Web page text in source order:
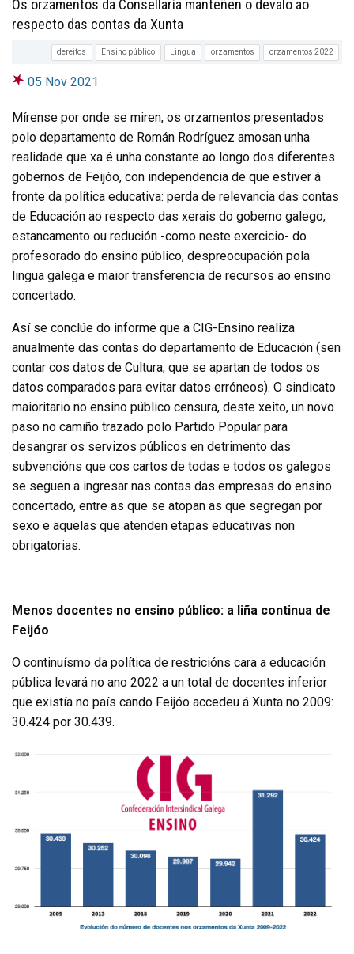
Os orzamentos da Consellaría manteñen o devalo ao
respecto das contas da Xunta
dereitos Ensino público Lingua orzamentos orzamentos 2022
05 Nov 2021
Mírense por onde se miren, os orzamentos presentados
polo departamento de Román Rodríguez amosan unha
realidade que xa é unha constante ao longo dos diferentes
gobernos de Feijóo, con independencia de que estiver á
fronte da política educativa: perda de relevancia das contas
de Educación ao respecto das xerais do goberno galego,
estancamento ou redución -como neste exercicio- do
profesorado do ensino público, despreocupación pola
lingua galega e maior transferencia de recursos ao ensino
concertado.
Así se conclúe do informe que a CIG-Ensino realiza
anualmente das contas do departamento de Educación (sen
contar cos datos de Cultura, que se apartan de todos os
datos comparados para evitar datos erróneos). O sindicato
maioritario no ensino público censura, deste xeito, un novo
paso no camiño trazado polo Partido Popular para
desangrar os servizos públicos en detrimento das
subvencións que cos cartos de todas e todos os galegos
se seguen a ingresar nas contas das empresas do ensino
concertado, entre as que se atopan as que segregan por
sexo e aquelas que atenden etapas educativas non
obrigatorias.
Menos docentes no ensino público: a liña continua de
Feijóo
O continuísmo da política de restricións cara a educación
pública levará no ano 2022 a un total de docentes inferior
que existía no país cando Feijóo accedeu á Xunta no 2009:
30.424 por 30.439.